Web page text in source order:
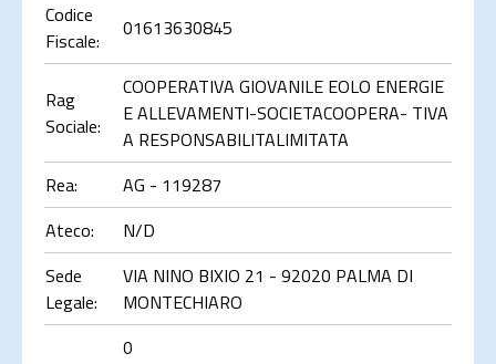
Codice
Fiscale:
01613630845
Rag
Sociale:
COOPERATIVA GIOVANILE EOLO ENERGIE
E ALLEVAMENTI-SOCIETACOOPERA- TIVA
A RESPONSABILITALIMITATA
Rea:
AG - 119287
Ateco:
N/D
Sede
Legale:
VIA NINO BIXIO 21 - 92020 PALMA DI
MONTECHIARO
0